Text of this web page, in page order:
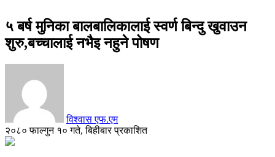
५ बर्ष मुनिका बालबालिकालाई स्वर्ण बिन्दु खुवाउन
शुरु,बच्चालाई नभैइ नहुने पोषण
विश्वास एफ.एम
२०८० फाल्गुन १० गते, बिहीबार प्रकाशित